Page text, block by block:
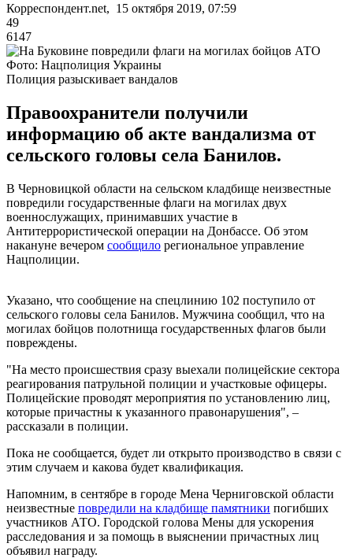
Корреспондент.net, 15 октября 2019, 07:59
49
6147
Фото: Нацполиция Украины
Полиция разыскивает вандалов
Правоохранители получили
информацию об акте вандализма от
сельского головы села Банилов.
В Черновицкой области на сельском кладбище неизвестные
повредили государственные флаги на могилах двух
военнослужащих, принимавших участие в
Антитеррористической операции на Донбассе. Об этом
накануне вечером сообщило региональное управление
Нацполиции.
Указано, что сообщение на спецлинию 102 поступило от
сельского головы села Банилов. Мужчина сообщил, что на
могилах бойцов полотнища государственных флагов были
повреждены.
"На место происшествия сразу выехали полицейские сектора
реагирования патрульной полиции и участковые офицеры.
Полицейские проводят мероприятия по установлению лиц,
которые причастны к указанного правонарушения", –
рассказали в полиции.
Пока не сообщается, будет ли открыто производство в связи с
этим случаем и какова будет квалификация.
Напомним, в сентябре в городе Мена Черниговской области
неизвестные повредили на кладбище памятники погибших
участников АТО. Городской голова Мены для ускорения
расследования и за помощь в выяснении причастных лиц
объявил награду.